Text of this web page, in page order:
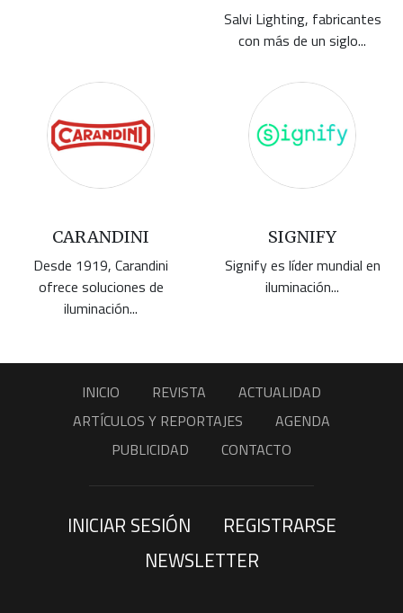
Salvi Lighting, fabricantes
con más de un siglo...
CARANDINI
Desde 1919, Carandini
ofrece soluciones de
iluminación...
SIGNIFY
Signify es líder mundial en
iluminación...
INICIO REVISTA
ACTUALIDAD
ARTÍCULOS Y REPORTAJES
AGENDA
PUBLICIDAD
CONTACTO
INICIAR SESIÓN
REGISTRARSE
NEWSLETTER